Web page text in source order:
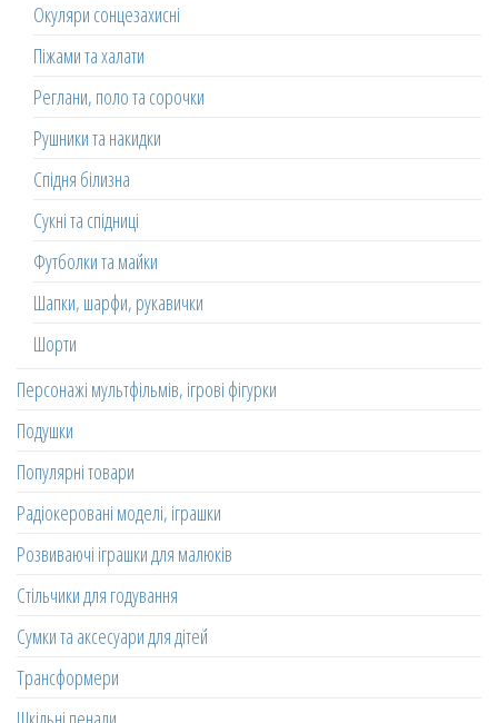
Окуляри сонцезахисні
Піжами та халати
Реглани, поло та сорочки
Рушники та накидки
Спідня білизна
Сукні та спідниці
Футболки та майки
Шапки, шарфи, рукавички
Шорти
Персонажі мультфільмів, ігрові фігурки
Подушки
Популярні товари
Радіокеровані моделі, іграшки
Розвиваючі іграшки для малюків
Стільчики для годування
Сумки та аксесуари для дітей
Трансформери